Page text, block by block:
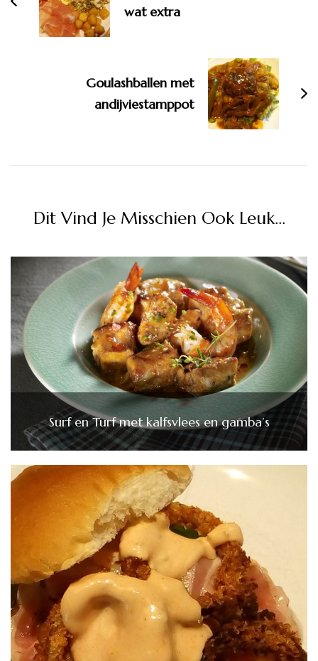
wat extra
Goulashballen met
andijviestamppot
Dit Vind Je Misschien Ook Leuk...
Surf en Turf met kalfsvlees en gamba’s